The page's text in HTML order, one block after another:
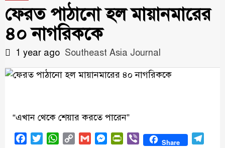
ফেরত পাঠানো হল মায়ানমারের
৪০ নাগরিককে
1 year ago Southeast Asia Journal
“এখান থেকে শেয়ার করতে পারেন”
FacebookTwitterWhatsApp
Copy
Gmail MessengerPrintFriendly
Viber Share